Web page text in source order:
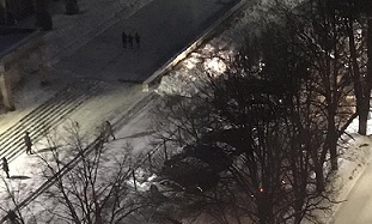
Перейти к основному содержанию